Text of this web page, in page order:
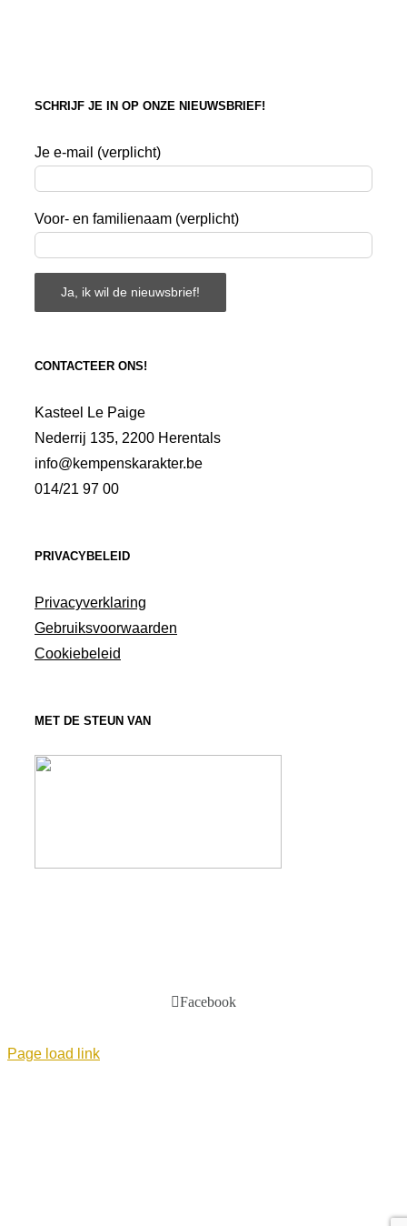
SCHRIJF JE IN OP ONZE NIEUWSBRIEF!
Je e-mail (verplicht)
Voor- en familienaam (verplicht)
CONTACTEER ONS!
Kasteel Le Paige
Nederrij 135, 2200 Herentals
info@kempenskarakter.be
014/21 97 00
PRIVACYBELEID
Privacyverklaring
Gebruiksvoorwaarden
Cookiebeleid
MET DE STEUN VAN
Facebook
Page load link